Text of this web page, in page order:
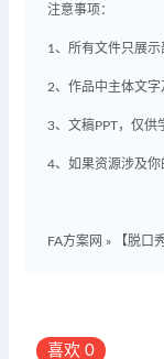
注意事项：
1、所有文件只展示
2、作品中主体文
3、文稿PPT，仅供
4、如果资源涉及
FA方案网 » 【脱口
喜欢 0